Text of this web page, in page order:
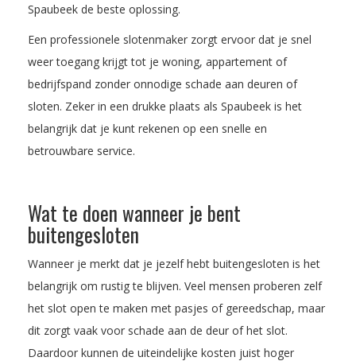
Spaubeek de beste oplossing.
Een professionele slotenmaker zorgt ervoor dat je snel
weer toegang krijgt tot je woning, appartement of
bedrijfspand zonder onnodige schade aan deuren of
sloten. Zeker in een drukke plaats als Spaubeek is het
belangrijk dat je kunt rekenen op een snelle en
betrouwbare service.
Wat te doen wanneer je bent
buitengesloten
Wanneer je merkt dat je jezelf hebt buitengesloten is het
belangrijk om rustig te blijven. Veel mensen proberen zelf
het slot open te maken met pasjes of gereedschap, maar
dit zorgt vaak voor schade aan de deur of het slot.
Daardoor kunnen de uiteindelijke kosten juist hoger